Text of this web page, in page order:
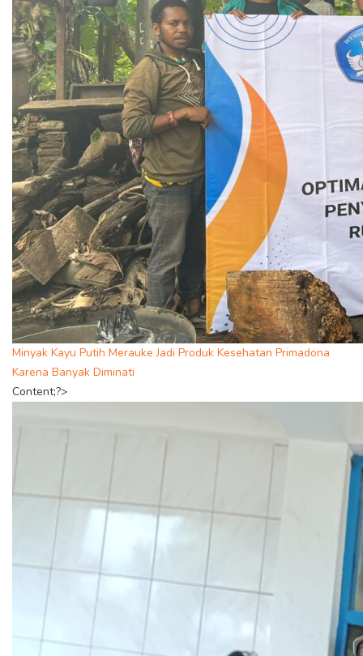
Minyak Kayu Putih Merauke Jadi Produk Kesehatan Primadona
Karena Banyak Diminati
Content;?>